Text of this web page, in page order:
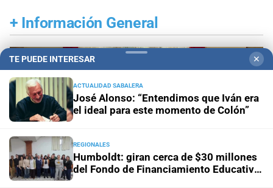
+ Información General
TE PUEDE INTERESAR ✕
ACTUALIDAD SABALERA
José Alonso: “Entendimos que Iván era
el ideal para este momento de Colón”
REGIONALES
Humboldt: giran cerca de $30 millones
del Fondo de Financiamiento Educativo